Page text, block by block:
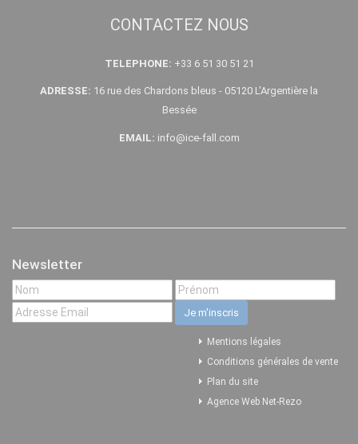
CONTACTEZ NOUS
TELEPHONE: +33 6 51 30 51 21
ADRESSE: 16 rue des Chardons bleus - 05120 L'Argentière la
Bessée
EMAIL: info@ice-fall.com
Newsletter
Mentions légales
Conditions générales de vente
Plan du site
Agence Web Net-Rezo